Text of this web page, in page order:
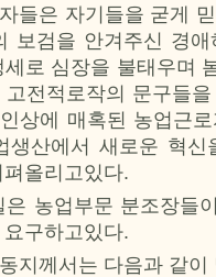
들은 자기들을 굳게
보검을 안겨주신 경
로 심장을 불태우며
고전적로작의 문구들
상에 매혹된 농업근
생산에서 새로운 혁
올리고있다.
은 농업부문 분조장들
구하고있다.
지께서는 다음과 같이